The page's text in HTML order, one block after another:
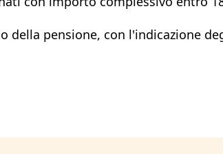
della pensione, con l'indicazione